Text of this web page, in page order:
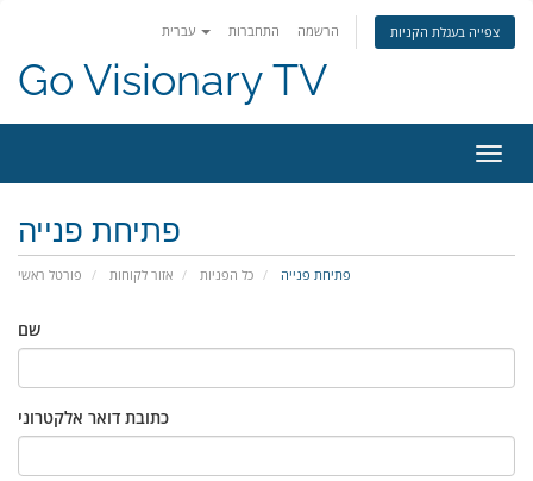
התחברות הרשמה צפייה בעגלת הקניות
Go Visionary TV
פתיחת פנייה
פורטל ראשי אזור לקוחות כל הפניות פתיחת פנייה
שם
כתובת דואר אלקטרוני